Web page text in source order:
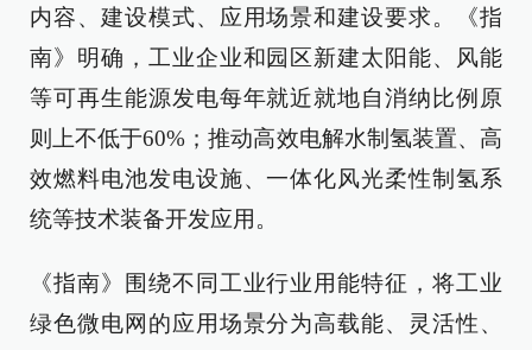
内容、建设模式、应用场景和建设要求。《指
南》明确，工业企业和园区新建太阳能、风能
等可再生能源发电每年就近就地自消纳比例原
则上不低于60%；推动高效电解水制氢装置、高
效燃料电池发电设施、一体化风光柔性制氢系
统等技术装备开发应用。
《指南》围绕不同工业行业用能特征，将工业
绿色微电网的应用场景分为高载能、灵活性、